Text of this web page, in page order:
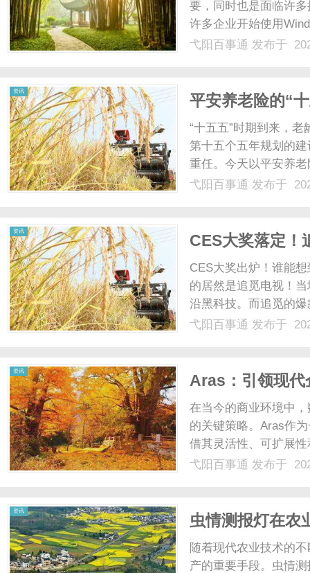
要，同时也是面临许
许多企业开始使用
功能、优势以及如何
弋阳百事通 发布于
资讯
平安养老险的“
养老三支柱
“十五五”时期到来，
第十五个五年规划的
重任。今天以平安养
知道的平安养老险
弋阳百事通 发布于
资讯
CES大奖落定！
得TWICE Picks
CES大奖出炉！谁能
的居然是追觅电视！
沿黑科技。而追觅的
AI的双优组合，拿下
弋阳百事通 发布于
资讯
Aras：引领现代
在当今的商业环境中
的关键策略。Aras作
借其灵活性、可扩展
文将深入探讨Aras的
弋阳百事通 发布于
资讯
虫情测报灯在农
随着现代农业技术的
产的重要手段。虫情